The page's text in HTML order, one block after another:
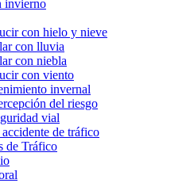
invierno
con hielo y nieve
con lluvia
con niebla
con viento
invernal
del riesgo
vial
de tráfico
de Tráfico